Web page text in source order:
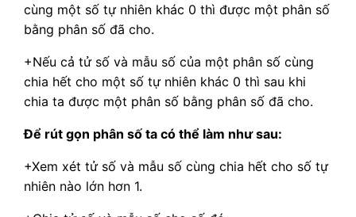
cùng một số tự nhiên khác 0 thì được một phân số
bằng phân số đã cho.
+Nếu cả tử số và mẫu số của một phân số cùng
chia hết cho một số tự nhiên khác 0 thì sau khi
chia ta được một phân số bằng phân số đã cho.
Để rút gọn phân số ta có thể làm như sau:
+Xem xét tử số và mẫu số cùng chia hết cho số tự
nhiên nào lớn hơn 1.